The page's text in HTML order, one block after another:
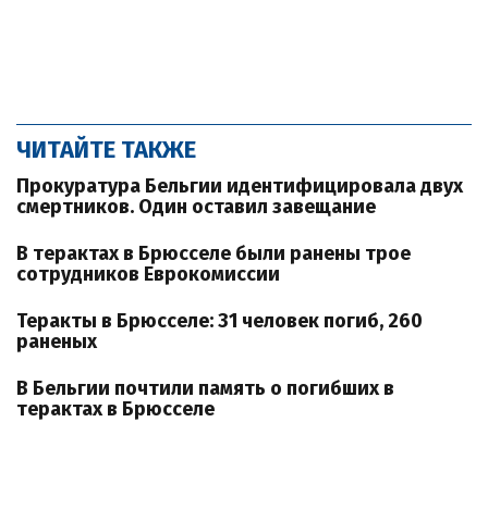
ЧИТАЙТЕ ТАКЖЕ
Прокуратура Бельгии идентифицировала двух
смертников. Один оставил завещание
В терактах в Брюсселе были ранены трое
сотрудников Еврокомиссии
Теракты в Брюсселе: 31 человек погиб, 260
раненых
В Бельгии почтили память о погибших в
терактах в Брюсселе